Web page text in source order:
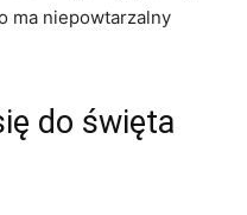
ma niepowtarzalny
do⁣ święta